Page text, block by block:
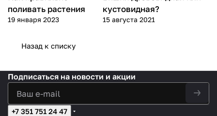
поливать растения
19 января 2023
кустовидная?
15 августа 2021
Назад к списку
Подписаться на новости и акции
+7 351 751 24 47